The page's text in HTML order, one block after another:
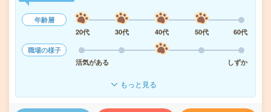
年齢層
20代
30代 40代 50代
60代
職場の様子
活気がある
しずか
もっと見る